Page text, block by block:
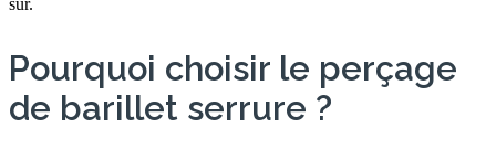
sûr.
Pourquoi choisir le perçage
de barillet serrure ?